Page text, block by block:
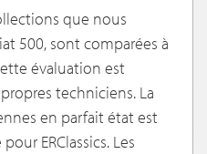
que nous
500, sont comparées à
évaluation est
techniciens. La
en parfait état est
ERClassics. Les